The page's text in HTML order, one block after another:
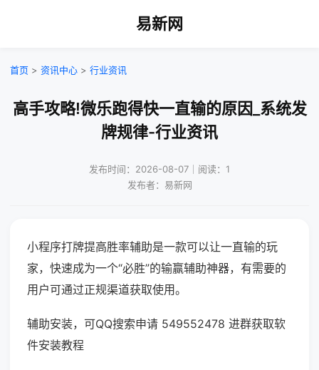
易新网
首页 > 资讯中心 > 行业资讯
高手攻略!微乐跑得快一直输的原因_系统发
牌规律-行业资讯
发布时间：2026-08-07｜阅读：1
发布者：易新网
小程序打牌提高胜率辅助是一款可以让一直输的玩
家，快速成为一个“必胜”的输赢辅助神器，有需要的
用户可通过正规渠道获取使用。
辅助安装，可QQ搜索申请 549552478 进群获取软
件安装教程